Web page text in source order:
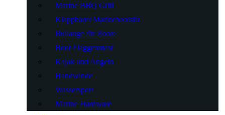
Marine BBQ Grill
Klappbarer Marinebootsitz
Bullauge für Boote
Boot Flaggenmast
Kajak und Angeln
Handwinde
Wassersport
Marine Hardware